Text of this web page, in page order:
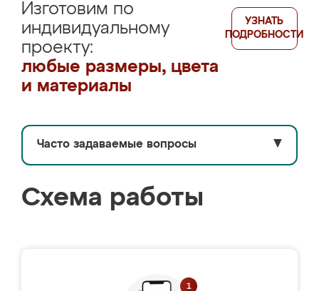
Изготовим по
индивидуальному
проекту:
любые размеры, цвета
и материалы
УЗНАТЬ
ПОДРОБНОСТИ
Часто задаваемые вопросы ▼
Схема работы